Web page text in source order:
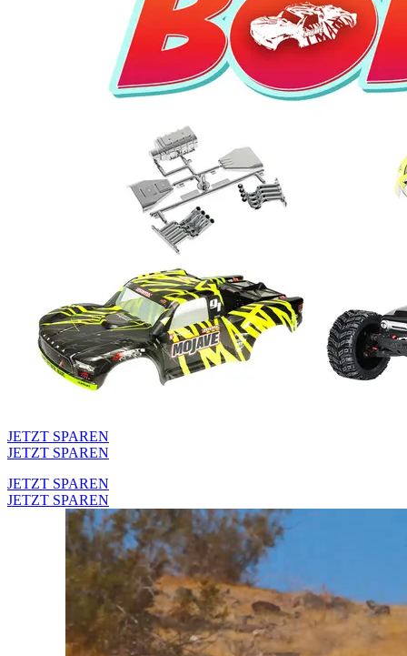
JETZT SPAREN
JETZT SPAREN
JETZT SPAREN
JETZT SPAREN